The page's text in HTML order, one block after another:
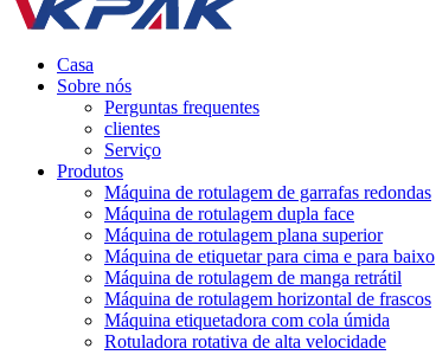
Casa
Sobre nós
Perguntas frequentes
clientes
Serviço
Produtos
Máquina de rotulagem de garrafas redondas
Máquina de rotulagem dupla face
Máquina de rotulagem plana superior
Máquina de etiquetar para cima e para baixo
Máquina de rotulagem de manga retrátil
Máquina de rotulagem horizontal de frascos
Máquina etiquetadora com cola úmida
Rotuladora rotativa de alta velocidade